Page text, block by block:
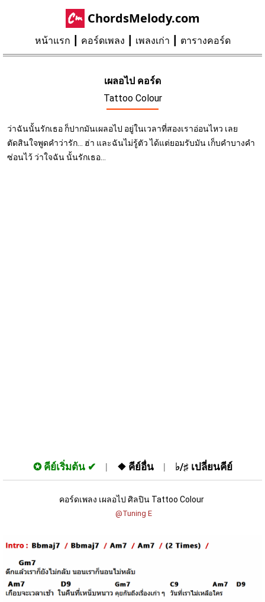
ChordsMelody.com
หน้าแรก คอร์ดเพลง เพลงเก่า ตารางคอร์ด
เผลอไป คอร์ด
Tattoo Colour
ว่าฉันนั้นรักเธอ ก็ปากมันเผลอไป อยู่ในเวลาที่สองเราอ่อนไหว เลย
ตัดสินใจพูดคำว่ารัก... ฮ่า และฉันไม่รู้ตัว ได้แต่ยอมรับมัน เก็บคำบางคำ
ซ่อนไว้ ว่าใจฉัน นั้นรักเธอ...
✪ คีย์เริ่มต้น ❖ คีย์อื่น ♭/♯ เปลี่ยนคีย์
คอร์ดเพลง เผลอไป ศิลปิน Tattoo Colour
@Tuning E